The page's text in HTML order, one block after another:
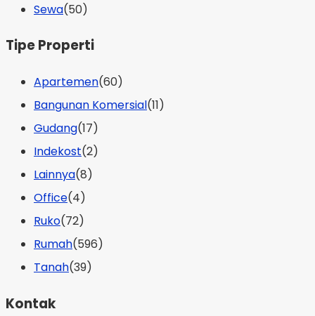
Sewa(50)
Tipe Properti
Apartemen(60)
Bangunan Komersial(11)
Gudang(17)
Indekost(2)
Lainnya(8)
Office(4)
Ruko(72)
Rumah(596)
Tanah(39)
Kontak